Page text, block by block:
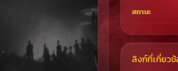
สถานะ
ลิงก์ที่เกี่ยว